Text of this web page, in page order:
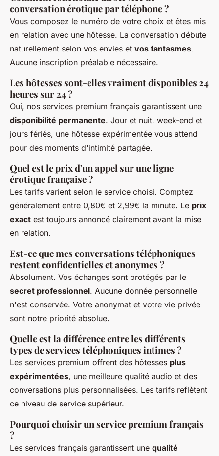
conversation érotique par téléphone ?
Vous composez le numéro de votre choix et êtes mis
en relation avec une hôtesse. La conversation débute
naturellement selon vos envies et vos fantasmes.
Aucune inscription préalable nécessaire.
Les hôtesses sont-elles vraiment disponibles 24
heures sur 24 ?
Oui, nos services premium français garantissent une
disponibilité permanente. Jour et nuit, week-end et
jours fériés, une hôtesse expérimentée vous attend
pour des moments d'intimité partagée.
Quel est le prix d'un appel sur une ligne
érotique française ?
Les tarifs varient selon le service choisi. Comptez
généralement entre 0,80€ et 2,99€ la minute. Le prix
exact est toujours annoncé clairement avant la mise
en relation.
Est-ce que mes conversations téléphoniques
restent confidentielles et anonymes ?
Absolument. Vos échanges sont protégés par le
secret professionnel. Aucune donnée personnelle
n'est conservée. Votre anonymat et votre vie privée
sont notre priorité absolue.
Quelle est la différence entre les différents
types de services téléphoniques intimes ?
Les services premium offrent des hôtesses plus
expérimentées, une meilleure qualité audio et des
conversations plus personnalisées. Les tarifs reflètent
ce niveau de service supérieur.
Pourquoi choisir un service premium français
?
Les services français garantissent une qualité